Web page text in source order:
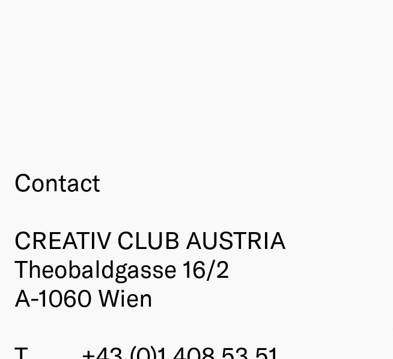
Contact
CREATIV CLUB AUSTRIA
Theobaldgasse 16/2
A-1060 Wien